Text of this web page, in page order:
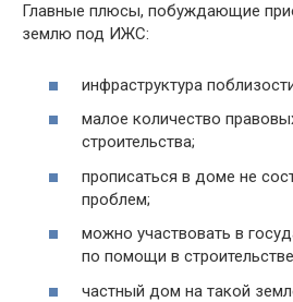
Главные плюсы, побуждающие
землю под ИЖС:
инфраструктура
малое количество
строительства;
прописаться в доме не
проблем;
можно участвовать в
по помощи в
частный дом на такой